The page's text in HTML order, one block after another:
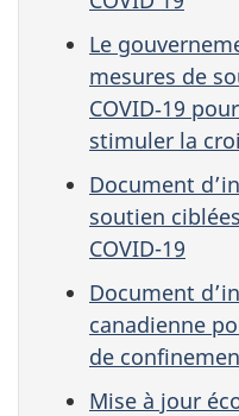
Le
mesures de
COVID‑19
stimuler la
Document
soutien
COVID-19
Document
canadienne
de
Mise à jour